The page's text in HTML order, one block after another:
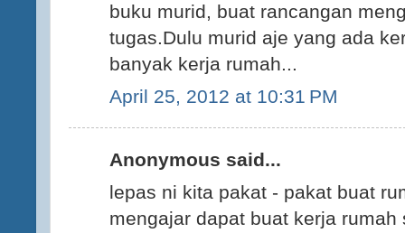
buku murid, buat rancangan
tugas.Dulu murid aje yang ada
banyak kerja rumah...
April 25, 2012 at 10:31 PM
Anonymous said...
lepas ni kita pakat - pakat buat
mengajar dapat buat kerja